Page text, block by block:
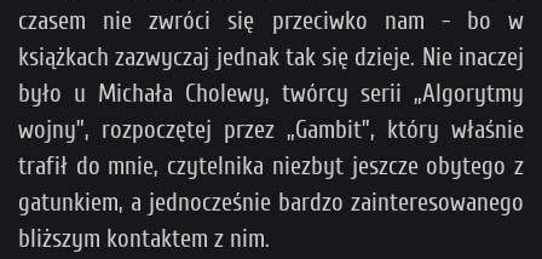
czasem nie zwróci się przeciwko nam - bo w
książkach zazwyczaj jednak tak się dzieje. Nie inaczej
było u Michała Cholewy, twórcy serii „Algorytmy
wojny”, rozpoczętej przez „Gambit”, który właśnie
trafił do mnie, czytelnika niezbyt jeszcze obytego z
gatunkiem, a jednocześnie bardzo zainteresowanego
bliższym kontaktem z nim.